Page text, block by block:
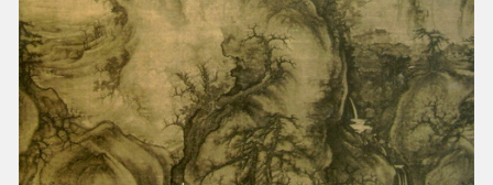
大家碑贴
国画技法